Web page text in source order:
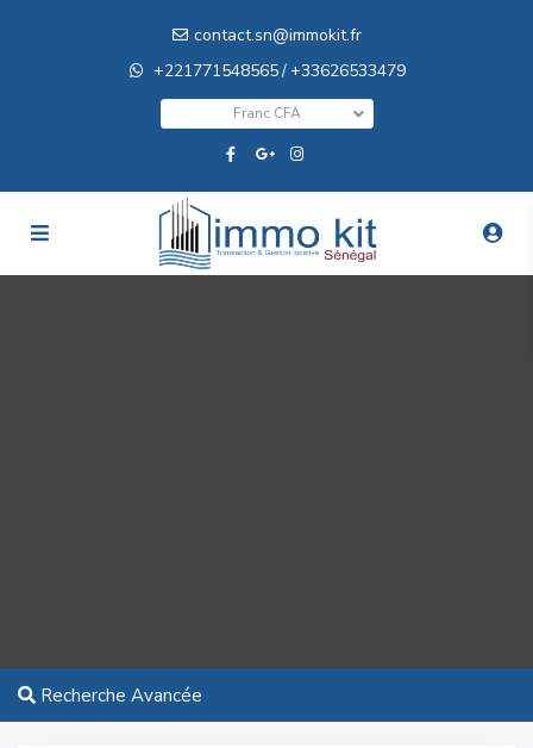
contact.sn@immokit.fr
+221771548565/+33626533479
Franc CFA
Recherche Avancée